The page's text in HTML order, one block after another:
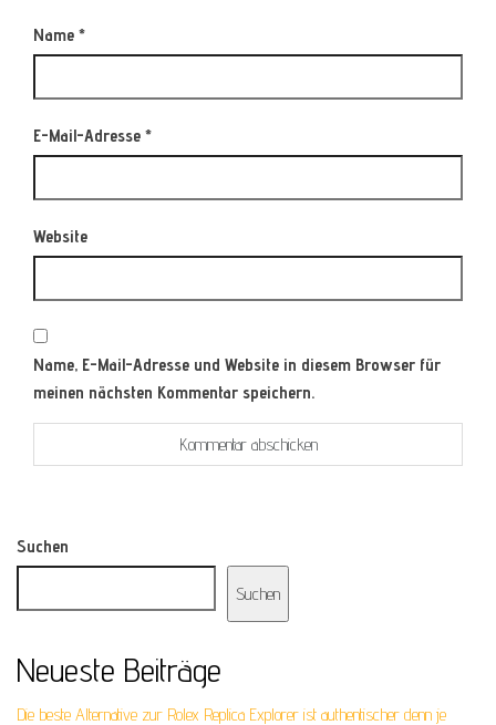
Name *
E-Mail-Adresse *
Website
Name, E-Mail-Adresse und Website in diesem Browser für
meinen nächsten Kommentar speichern.
Suchen
Suchen
Neueste Beiträge
Die beste Alternative zur Rolex Replica Explorer ist authentischer denn je